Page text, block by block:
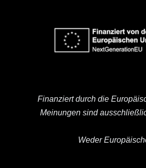
Finanziert durch die
Meinungen sind
Weder